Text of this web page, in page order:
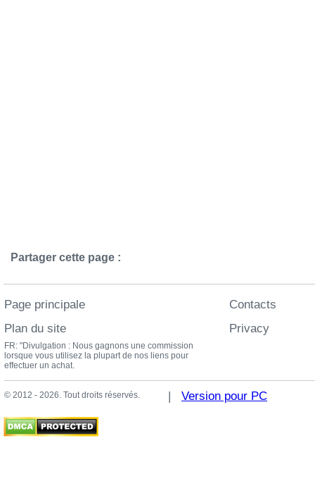
Partager cette page :
Page principale
Plan du site
Contacts
Privacy
FR: "Divulgation : Nous gagnons une commission
lorsque vous utilisez la plupart de nos liens pour
effectuer un achat.
© 2012 - 2026. Tout droits réservés. | Version pour PC